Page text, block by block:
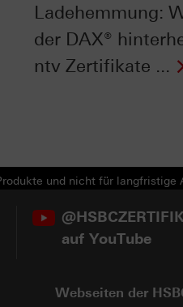
Ladehemmung:
der DAX®
ntv Zertifikate ...
und nicht für langfristige
auf YouTube
Webseiten der